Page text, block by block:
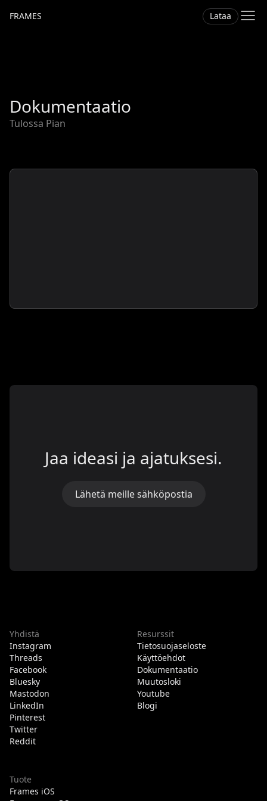
FRAMES Lataa
Dokumentaatio
Tulossa Pian
Jaa ideasi ja ajatuksesi.
Lähetä meille sähköpostia
Yhdistä
Instagram
Threads
Facebook
Bluesky
Mastodon
LinkedIn
Pinterest
Twitter
Reddit
Resurssit
Tietosuojaseloste
Käyttöehdot
Dokumentaatio
Muutosloki
Youtube
Blogi
Tuote
Frames iOS